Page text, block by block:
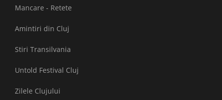
Mancare - Retete
Amintiri din Cluj
Stiri Transilvania
Untold Festival Cluj
Zilele Clujului